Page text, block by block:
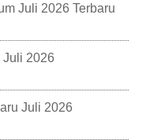
Juli 2026 Terbaru
Juli 2026
Juli 2026